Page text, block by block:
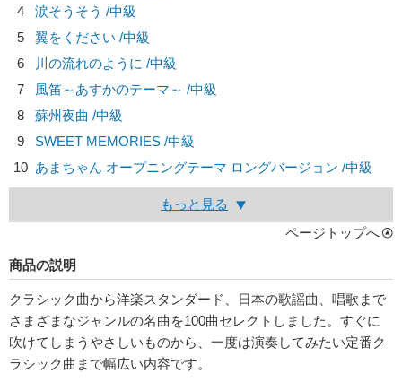
4
涙そうそう /中級
5
翼をください /中級
6
川の流れのように /中級
7
風笛～あすかのテーマ～ /中級
8
蘇州夜曲 /中級
9
SWEET MEMORIES /中級
10 あまちゃん オープニングテーマ ロングバージョン /中級
もっと見る
ページトップへ
商品の説明
クラシック曲から洋楽スタンダード、日本の歌謡曲、唱歌まで
さまざまなジャンルの名曲を100曲セレクトしました。すぐに
吹けてしまうやさしいものから、一度は演奏してみたい定番ク
ラシック曲まで幅広い内容です。